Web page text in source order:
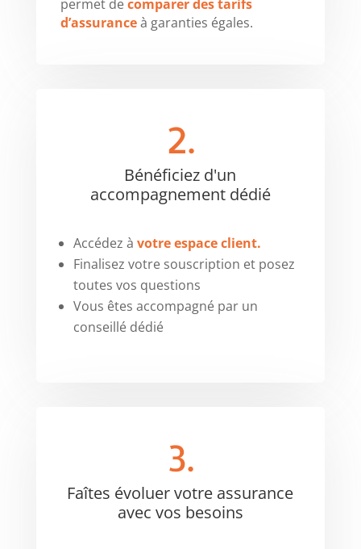
permet decomparer des tarifs
d’assuranceà garanties égales.
2.
Bénéficiez d'un
accompagnement dédié
Accédez à votre espace client.
Finalisez votre souscription et posez
toutes vos questions
Vous êtes accompagné par un
conseillé dédié
3.
Faîtes évoluer votre assurance
avec vos besoins